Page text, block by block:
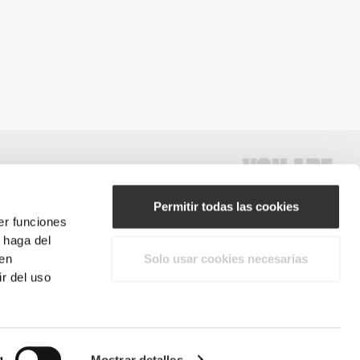
funciones
del
del uso
Permitir todas las cookies
Solo usar cookies necesarias
#ExceedYourself